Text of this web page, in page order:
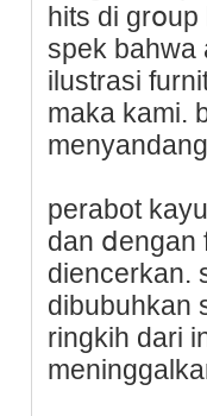
hits di
spek bahwa
ilustrasi
maka kami.
perabot
dan ⅾengan
diencerkan.
dibubuhkan
ringkih dari